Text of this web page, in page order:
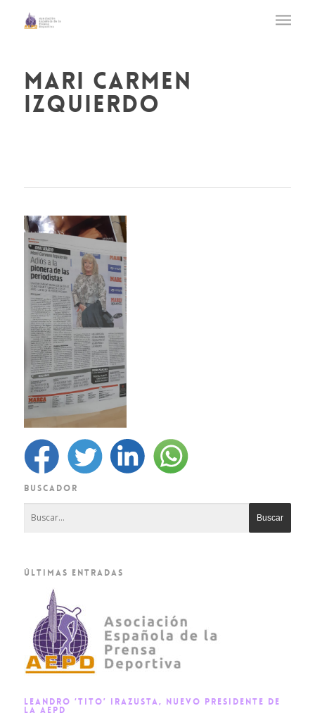
mari carmen
izquierdo
BUSCADOR
ÚLTIMAS ENTRADAS
LEANDRO ‘TITO’ IRAZUSTA, NUEVO PRESIDENTE DE
LA AEPD